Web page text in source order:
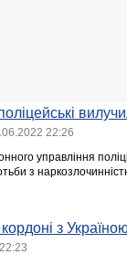
22:26
управління
з
з